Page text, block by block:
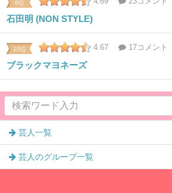
9位
石田明 (NON STYLE)
10位 4.67 17コメント
ブラックマヨネーズ
芸人一覧
芸人のグループ一覧